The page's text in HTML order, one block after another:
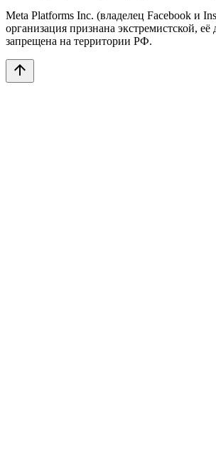
Meta Platforms Inc. (владелец Facebook и
организация признана экстремистской, её
запрещена на территории РФ.
arrow_upward